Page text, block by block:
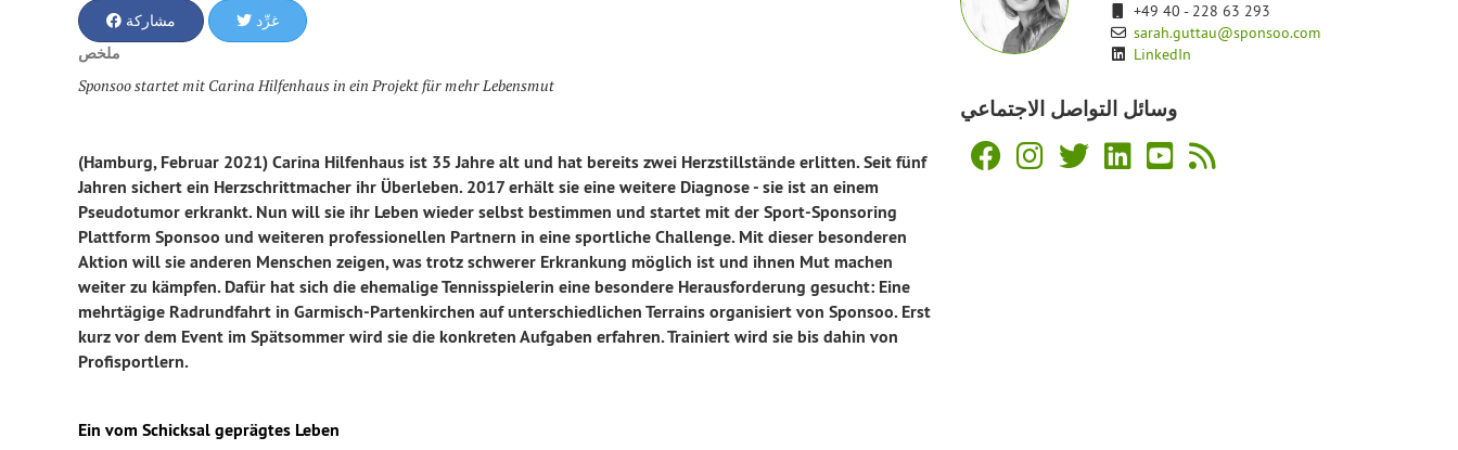
مشاركة
غرِّد
ملخص
Sponsoo startet mit Carina Hilfenhaus in ein Projekt für mehr Lebensmut
(Hamburg, Februar 2021) Carina Hilfenhaus ist 35 Jahre alt und hat bereits zwei Herzstillstände erlitten. Seit fünf
Jahren sichert ein Herzschrittmacher ihr Überleben. 2017 erhält sie eine weitere Diagnose - sie ist an einem
Pseudotumor erkrankt. Nun will sie ihr Leben wieder selbst bestimmen und startet mit der Sport-Sponsoring
Plattform Sponsoo und weiteren professionellen Partnern in eine sportliche Challenge. Mit dieser besonderen
Aktion will sie anderen Menschen zeigen, was trotz schwerer Erkrankung möglich ist und ihnen Mut machen
weiter zu kämpfen. Dafür hat sich die ehemalige Tennisspielerin eine besondere Herausforderung gesucht: Eine
mehrtägige Radrundfahrt in Garmisch-Partenkirchen auf unterschiedlichen Terrains organisiert von Sponsoo. Erst
kurz vor dem Event im Spätsommer wird sie die konkreten Aufgaben erfahren. Trainiert wird sie bis dahin von
Profisportlern.
Ein vom Schicksal geprägtes Leben
+49 40 - 228 63 293
sarah.guttau@sponsoo.com
LinkedIn
وسائل التواصل الاجتماعي